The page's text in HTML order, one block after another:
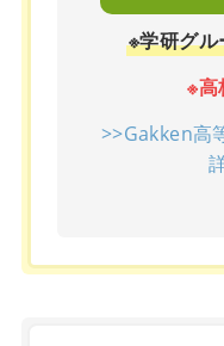
※学研グ
※高
>>Gakken高